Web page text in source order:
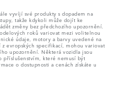
vyvíjí své produkty s dopadem na
takže kdykoli může dojít ke
změny bez předchozího upozornění.
roků variovat mezi volitelnou
údaje, motory a barvy uvedené na
evropských specifikací, mohou variovat
upozornění. Některá vozidla jsou
příslušenstvím, které nemusí být
o dostupnosti a cenách získáte u